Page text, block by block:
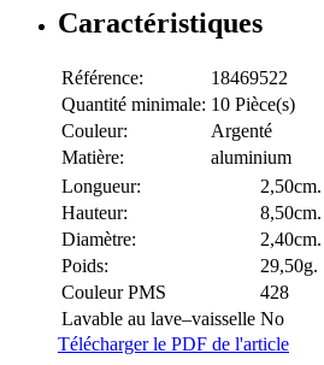
Caractéristiques
Référence:
18469522
Quantité minimale: 10 Pièce(s)
Couleur:
Argenté
Matière:
aluminium
Longueur:
2,50cm.
Hauteur:
8,50cm.
Diamètre:
2,40cm.
Poids:
29,50g.
Couleur PMS
428
Lavable au lave–vaisselle No
Télécharger le PDF de l'article